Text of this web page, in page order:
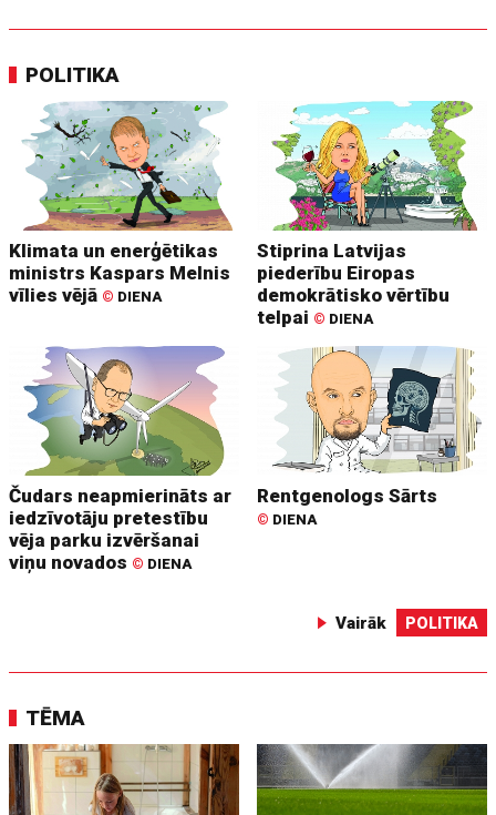
POLITIKA
Klimata un enerģētikas
ministrs Kaspars Melnis
vīlies vējā © DIENA
Stiprina Latvijas
piederību Eiropas
demokrātisko vērtību
telpai © DIENA
Čudars neapmierināts ar
iedzīvotāju pretestību
vēja parku izvēršanai
viņu novados © DIENA
Rentgenologs Sārts
© DIENA
Vairāk POLITIKA
TĒMA